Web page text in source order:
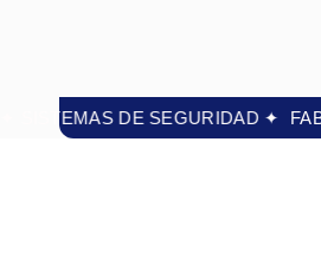
✦ SISTEMAS DE SEGURIDAD ✦